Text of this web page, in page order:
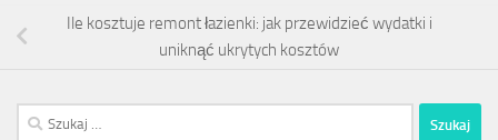
Ile kosztuje remont łazienki: jak przewidzieć wydatki i
uniknąć ukrytych kosztów
Szukaj: